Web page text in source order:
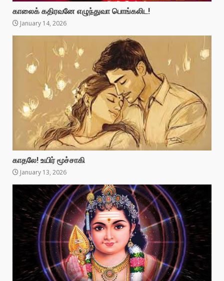
காலைக் கதிரவனே எழுந்துவா பொங்கலிட!
January 14, 2026
காதலே! உயிர் மூச்சாகி
January 13, 2026